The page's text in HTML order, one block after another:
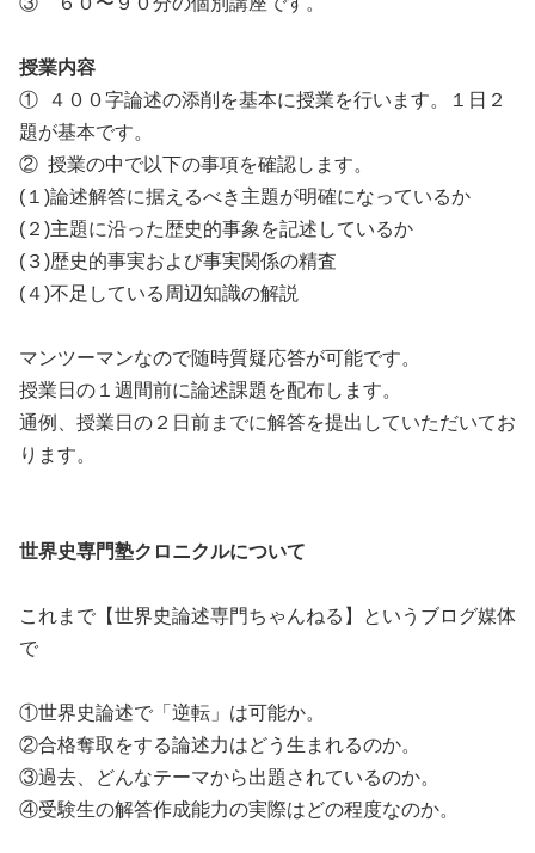
授業内容
① ４００字論述の添削を基本に授業を行います。１日２
題が基本です。
② 授業の中で以下の事項を確認します。
(１)論述解答に据えるべき主題が明確になっているか
(２)主題に沿った歴史的事象を記述しているか
(３)歴史的事実および事実関係の精査
(４)不足している周辺知識の解説
マンツーマンなので随時質疑応答が可能です。
授業日の１週間前に論述課題を配布します。
通例、授業日の２日前までに解答を提出していただいてお
ります。
世界史専門塾クロニクルについて
これまで【世界史論述専門ちゃんねる】というブログ媒体
で
①世界史論述で「逆転」は可能か。
②合格奪取をする論述力はどう生まれるのか。
③過去、どんなテーマから出題されているのか。
④受験生の解答作成能力の実際はどの程度なのか。